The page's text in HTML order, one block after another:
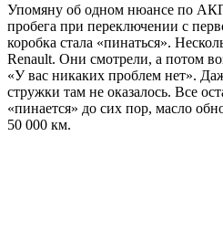
Упомяну об одном нюансе по
пробега при переключении с
коробка стала «пинаться».
Renault. Они смотрели, а потом
«У вас никаких проблем нет».
стружки там не оказалось. Все
«пинается» до сих пор, масло
50 000 км.